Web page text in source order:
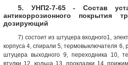
5. УНП2-7-65 - Состав
антикоррозионного покрытия
дозирующий
7) состоит из штуцера входного1,
корпуса 4, спирали 5, термовыключателя 6,
штуцера выходного 9, переходника 10,
втулки 12, кольца 13, прокладки 14,